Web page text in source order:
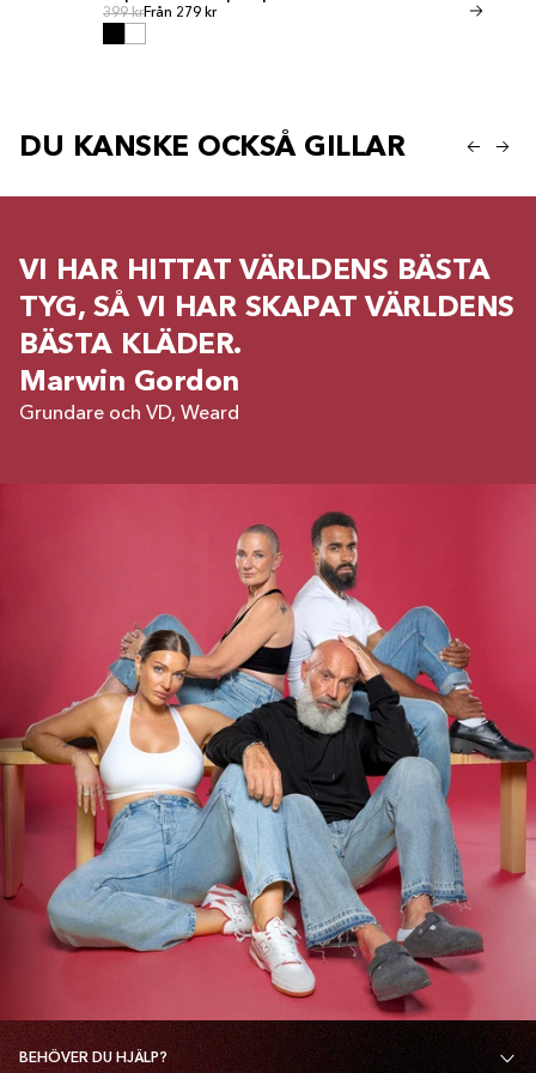
Ordinarie pris
399 krOrdinarie pris
Från 279 kr Ordinarie pris
349 krFrån 245
DU KANSKE OCKSÅ GILLAR
VI HAR HITTAT VÄRLDENS BÄSTA
TYG, SÅ VI HAR SKAPAT VÄRLDENS
BÄSTA KLÄDER.
Marwin Gordon
Grundare och VD, Weard
BEHÖVER DU HJÄLP?